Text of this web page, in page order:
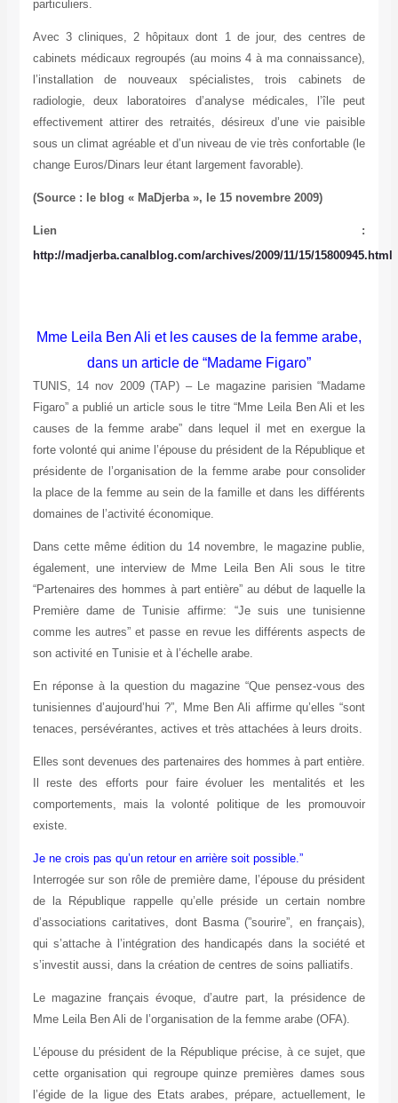
particuliers.
Avec 3 cliniques, 2 hôpitaux dont 1 de jour, des centres de
cabinets médicaux regroupés (au moins 4 à ma connaissance),
l’installation de nouveaux spécialistes, trois cabinets de
radiologie, deux laboratoires d’analyse médicales, l’île peut
effectivement attirer des retraités, désireux d’une vie paisible
sous un climat agréable et d’un niveau de vie très confortable (le
change Euros/Dinars leur étant largement favorable).
(Source : le blog « MaDjerba », le 15 novembre 2009)
Lien :
http://madjerba.canalblog.com/archives/2009/11/15/15800945.html
Mme Leila Ben Ali et les causes de la femme arabe,
dans un article de “Madame Figaro”
TUNIS, 14 nov 2009 (TAP) – Le magazine parisien “Madame
Figaro” a publié un article sous le titre “Mme Leila Ben Ali et les
causes de la femme arabe” dans lequel il met en exergue la
forte volonté qui anime l’épouse du président de la République et
présidente de l’organisation de la femme arabe pour consolider
la place de la femme au sein de la famille et dans les différents
domaines de l’activité économique.
Dans cette même édition du 14 novembre, le magazine publie,
également, une interview de Mme Leila Ben Ali sous le titre
“Partenaires des hommes à part entière” au début de laquelle la
Première dame de Tunisie affirme: “Je suis une tunisienne
comme les autres” et passe en revue les différents aspects de
son activité en Tunisie et à l’échelle arabe.
En réponse à la question du magazine “Que pensez-vous des
tunisiennes d’aujourd’hui ?”, Mme Ben Ali affirme qu’elles “sont
tenaces, persévérantes, actives et très attachées à leurs droits.
Elles sont devenues des partenaires des hommes à part entière.
Il reste des efforts pour faire évoluer les mentalités et les
comportements, mais la volonté politique de les promouvoir
existe.
Je ne crois pas qu’un retour en arrière soit possible.”
Interrogée sur son rôle de première dame, l’épouse du président
de la République rappelle qu’elle préside un certain nombre
d’associations caritatives, dont Basma (”sourire”, en français),
qui s’attache à l’intégration des handicapés dans la société et
s’investit aussi, dans la création de centres de soins palliatifs.
Le magazine français évoque, d’autre part, la présidence de
Mme Leila Ben Ali de l’organisation de la femme arabe (OFA).
L’épouse du président de la République précise, à ce sujet, que
cette organisation qui regroupe quinze premières dames sous
l’égide de la ligue des Etats arabes, prépare, actuellement, le